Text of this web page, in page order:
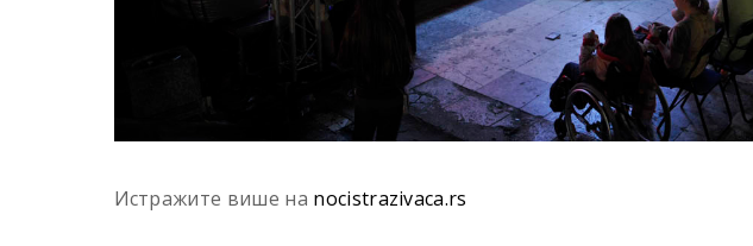
Истражите више на nocistrazivaca.rs